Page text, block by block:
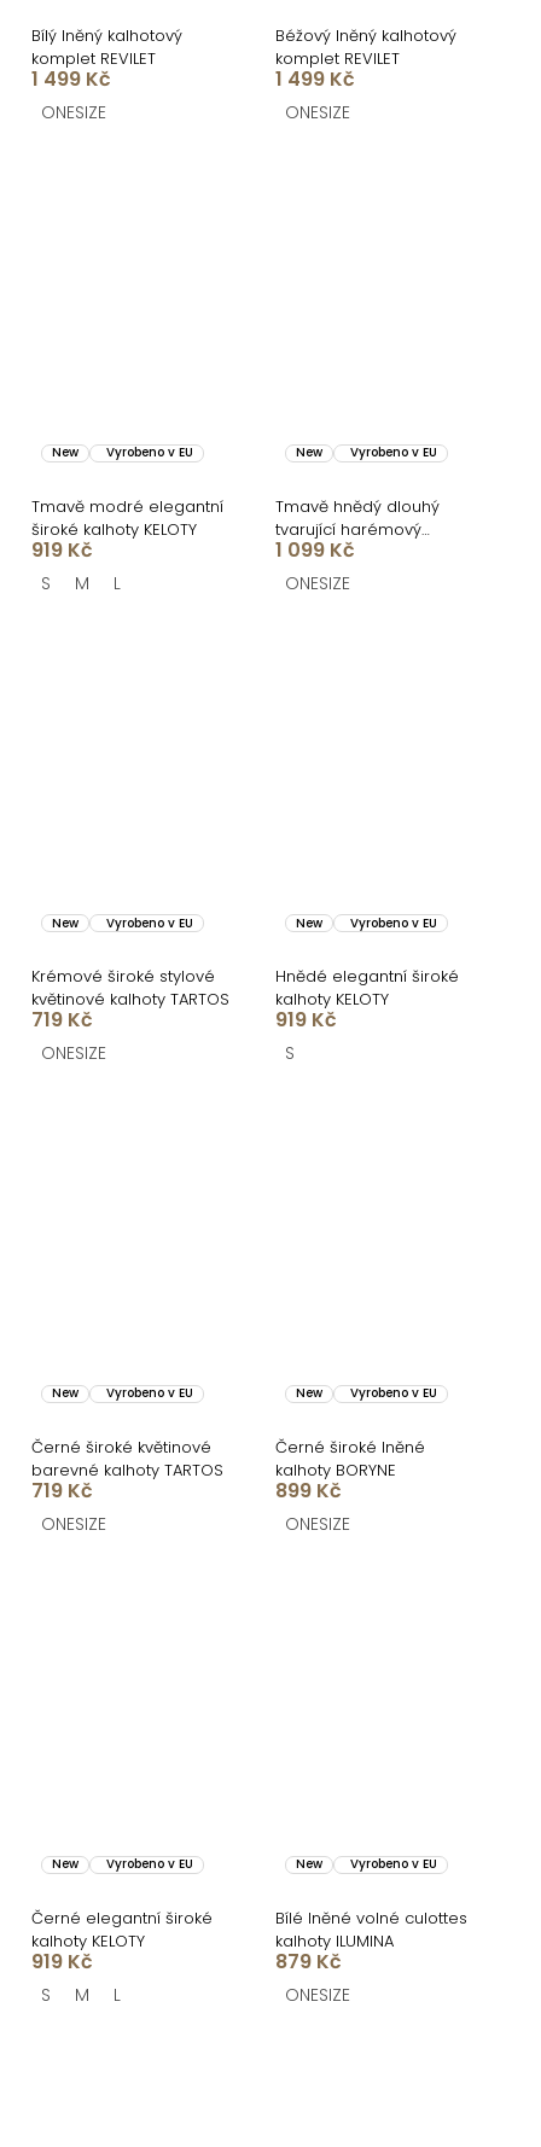
Bílý lněný kalhotový
komplet REVILET
1 499 Kč
ONESIZE
Béžový lněný kalhotový
komplet REVILET
1 499 Kč
ONESIZE
New Vyrobeno v EU
Tmavě modré elegantní
široké kalhoty KELOTY
919 Kč
S M L
New Vyrobeno v EU
Tmavě hnědý dlouhý
tvarující harémový
overal AZURIO
1 099 Kč
ONESIZE
New Vyrobeno v EU
Krémové široké stylové
květinové kalhoty TARTOS
719 Kč
ONESIZE
New Vyrobeno v EU
Hnědé elegantní široké
kalhoty KELOTY
919 Kč
S
New Vyrobeno v EU
Černé široké květinové
barevné kalhoty TARTOS
719 Kč
ONESIZE
New Vyrobeno v EU
Černé široké lněné
kalhoty BORYNE
899 Kč
ONESIZE
New Vyrobeno v EU
Černé elegantní široké
kalhoty KELOTY
919 Kč
S M L
New Vyrobeno v EU
Bílé lněné volné culottes
kalhoty ILUMINA
879 Kč
ONESIZE